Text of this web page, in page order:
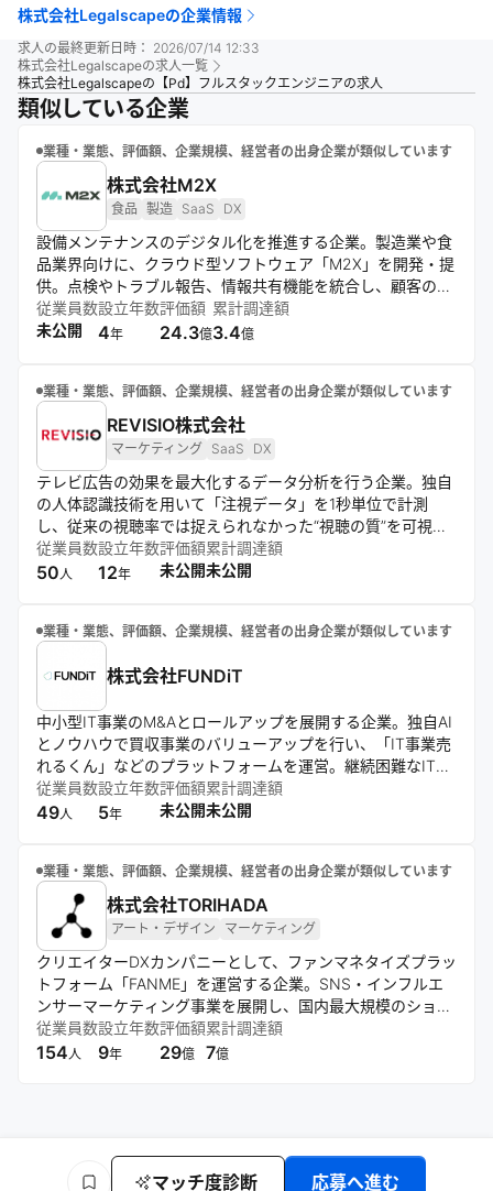
株式会社Legalscapeの企業情報
求人の最終更新日時： 2026/07/14 12:33
株式会社Legalscapeの求人一覧
株式会社Legalscapeの【Pd】フルスタックエンジニアの求人
類似している企業
業種・業態、評価額、企業規模、経営者の出身企業が類似しています
株式会社M2X
食品 製造 SaaS DX
設備メンテナンスのデジタル化を推進する企業。製造業や食
品業界向けに、クラウド型ソフトウェア「M2X」を開発・提
供。点検やトラブル報告、情報共有機能を統合し、顧客の現
場に寄り添ったカスタマイズで、生産性向上と稼働率アップ
に貢献する。
従業員数
未公開
設立年数
4年
評価額
24.3億
累計調達額
3.4億
業種・業態、評価額、企業規模、経営者の出身企業が類似しています
REVISIO株式会社
マーケティング SaaS DX
テレビ広告の効果を最大化するデータ分析を行う企業。独自
の人体認識技術を用いて「注視データ」を1秒単位で計測
し、従来の視聴率では捉えられなかった“視聴の質”を可視
化。家庭のテレビやコネクテッドTVを対象に、SaaS型BIツ
ール「Telescope」や広告出稿分析ツール「RE.Search」な
ベントに登壇するなど、テレビ広告のDXを牽引している。
従業員数
50 人
設立年数
12年
評価額
未公開
累計調達額
未公開
業種・業態、評価額、企業規模、経営者の出身企業が類似しています
株式会社FUNDiT
中小型IT事業のM&Aとロールアップを展開する企業。独自AI
とノウハウで買収事業のバリューアップを行い、「IT事業売
れるくん」などのプラットフォームを運営。継続困難なIT事
業の価値向上と個人投資家の参入促進を通じ、日本のIT産業
活性化に貢献している。
従業員数
49人
設立年数
5年
評価額
未公開
累計調達額
未公開
業種・業態、評価額、企業規模、経営者の出身企業が類似しています
株式会社TORIHADA
アート・デザイン マーケティング
クリエイターDXカンパニーとして、ファンマネタイズプラッ
トフォーム「FANME」を運営する企業。SNS・インフルエ
ンサーマーケティング事業を展開し、国内最大規模のショー
トムービーMCNを運営。「意思ある個人による新しい経済
をつくる」というパーパスのもと、クリエイターとファンの
従業員数
154 人
設立年数
9年
評価額
29億
累計調達額
7億
マッチ度診断 応募へ進む